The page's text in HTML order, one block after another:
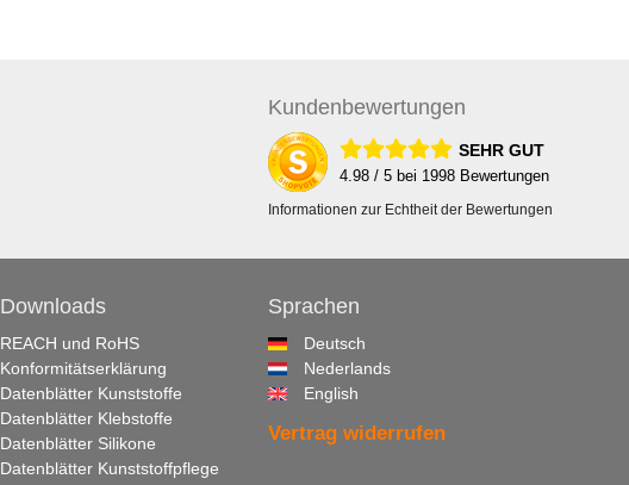
Kundenbewertungen
SEHR GUT
4.98 / 5 bei 1998 Bewertungen
Informationen zur Echtheit der Bewertungen
Downloads
REACH und RoHS
Konformitätserklärung
Datenblätter Kunststoffe
Datenblätter Klebstoffe
Datenblätter Silikone
Datenblätter Kunststoffpflege
Sprachen
Deutsch
Nederlands
English
Vertrag widerrufen